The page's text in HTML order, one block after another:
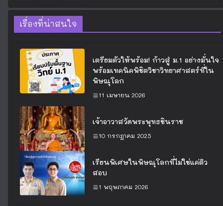
เรื่องที่น่าสนใจ
เตรียมตัวให้พร้อม! ก้าวสู่ ม.1 อย่างมั่นใจ
พร้อมเทคนิคพิชิตวิชาวิทยาศาสตร์ที่ใน
พิษณุโลก
11 เมษายน 2026
เจ้าอาวาสวัดพระพุทธชินราช
10 กรกฎาคม 2025
เรียนพิเศษในพิษณุโลกที่ไม่ใช่แค่ติว
สอบ
1 พฤษภาคม 2026